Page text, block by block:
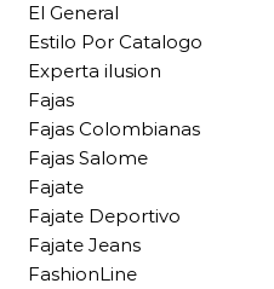
El General
Estilo Por Catalogo
Experta ilusion
Fajas
Fajas Colombianas
Fajas Salome
Fajate
Fajate Deportivo
Fajate Jeans
FashionLine